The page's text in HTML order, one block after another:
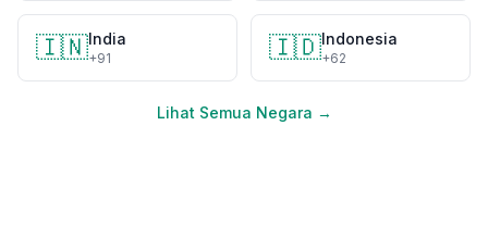
🇮🇳India
+91 🇮🇩Indonesia
+62
Lihat Semua Negara →